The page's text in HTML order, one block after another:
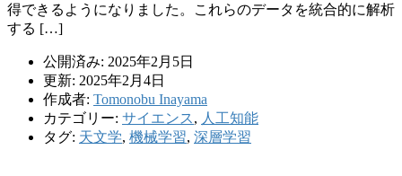
得できるようになりました。これらのデータを統合的に解析
する […]
公開済み: 2025年2月5日
更新: 2025年2月4日
作成者: Tomonobu Inayama
カテゴリー: サイエンス, 人工知能
タグ: 天文学, 機械学習, 深層学習